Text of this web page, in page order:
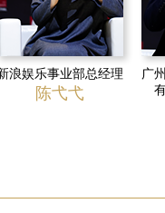
浪娱乐事业部总经理
陈弋弋
广